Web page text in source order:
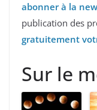
abonner à la
publication des
gratuitement
Sur le